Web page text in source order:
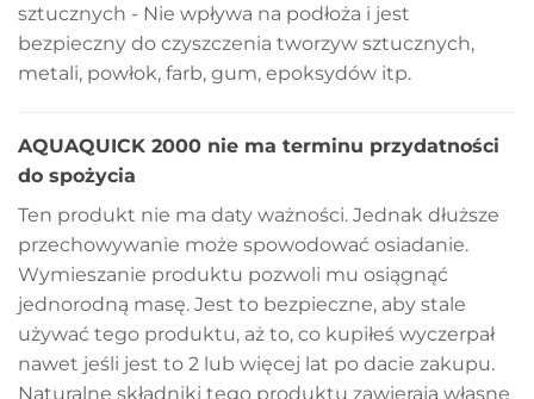
sztucznych - Nie wpływa na podłoża i jest
bezpieczny do czyszczenia tworzyw sztucznych,
metali, powłok, farb, gum, epoksydów itp.
AQUAQUICK 2000 nie ma terminu przydatności
do spożycia
Ten produkt nie ma daty ważności. Jednak dłuższe
przechowywanie może spowodować osiadanie.
Wymieszanie produktu pozwoli mu osiągnąć
jednorodną masę. Jest to bezpieczne, aby stale
używać tego produktu, aż to, co kupiłeś wyczerpał
nawet jeśli jest to 2 lub więcej lat po dacie zakupu.
Naturalne składniki tego produktu zawierają własne